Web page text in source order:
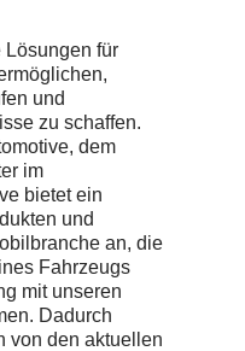
Lösungen für
und
zu schaffen.
dem
im
bietet ein
und
an, die
Fahrzeugs
mit unseren
Dadurch
von den aktuellen